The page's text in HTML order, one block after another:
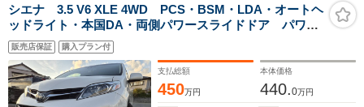
イビームアシスト 電
動パーキングブレー
キ 車線逸脱抑制機能
センサー ス
ー LEDヘ
AW
シエナ 3.5 V6 XLE 4WD PCS・BSM・LDA・オートヘ
ッドライト・本国DA・両側パワースライドドア パワー
バックドア USコーナー ルーフレール 7人乗り 本
革パワーシート(ヒーター) Bカメラ ETC2.0 スマート
キーx2
販売店保証 購入プラン付
支払総額
450万円
本体価格
440.0万円